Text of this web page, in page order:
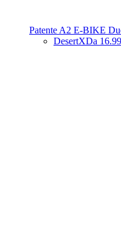
Patente A2 E-BIKE
DesertXDa